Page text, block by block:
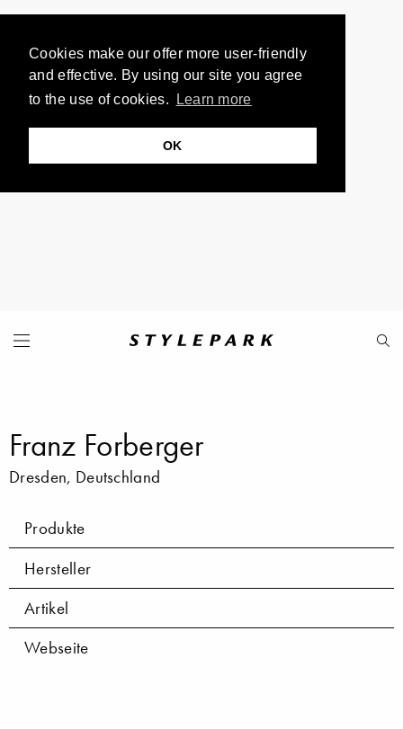
Cookies make our offer more user-friendly
and effective. By using our site you agree
to the use of cookies.
Learn more
OK
Franz Forberger
Dresden, Deutschland
Produkte
Hersteller
Artikel
Webseite